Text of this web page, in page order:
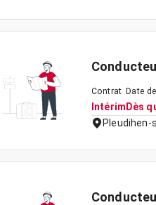
Contrat
Intérim
Date
Dès
Pleudihen-